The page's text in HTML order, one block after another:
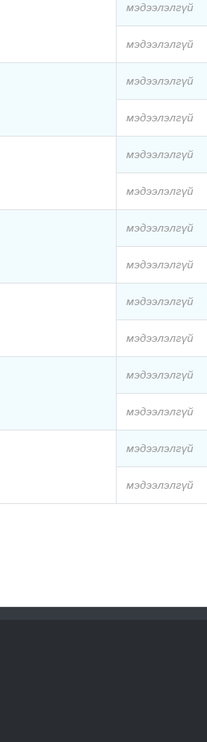
мэдээлэлгүй
мэдээлэлгүй
мэдээлэлгүй
мэдээлэлгүй
мэдээлэлгүй
мэдээлэлгүй
мэдээлэлгүй
мэдээлэлгүй
мэдээлэлгүй
мэдээлэлгүй
мэдээлэлгүй
мэдээлэлгүй
мэдээлэлгүй
мэдээлэлгүй